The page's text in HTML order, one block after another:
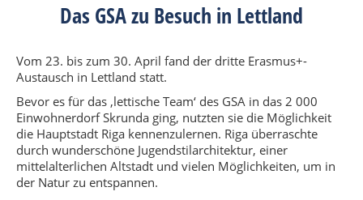
Das GSA zu Besuch in Lettland
Vom 23. bis zum 30. April fand der dritte Erasmus+-
Austausch in Lettland statt.
Bevor es für das ‚lettische Team‘ des GSA in das 2 000
Einwohnerdorf Skrunda ging, nutzten sie die Möglichkeit
die Hauptstadt Riga kennenzulernen. Riga überraschte
durch wunderschöne Jugendstilarchitektur, einer
mittelalterlichen Altstadt und vielen Möglichkeiten, um in
der Natur zu entspannen.